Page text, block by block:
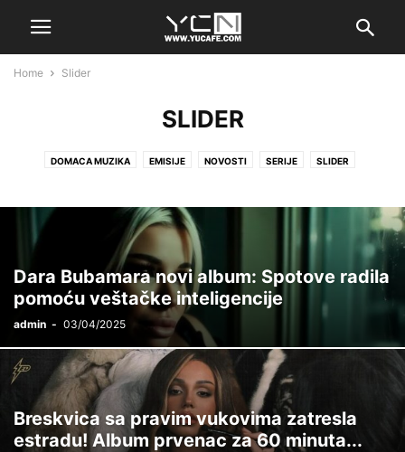
Home Slider
SLIDER
DOMACA MUZIKA EMISIJE NOVOSTI SERIJE SLIDER
Dara Bubamara novi album: Spotove radila
pomoću veštačke inteligencije
admin - 03/04/2025
Breskvica sa pravim vukovima zatresla
estradu! Album prvenac za 60 minuta...